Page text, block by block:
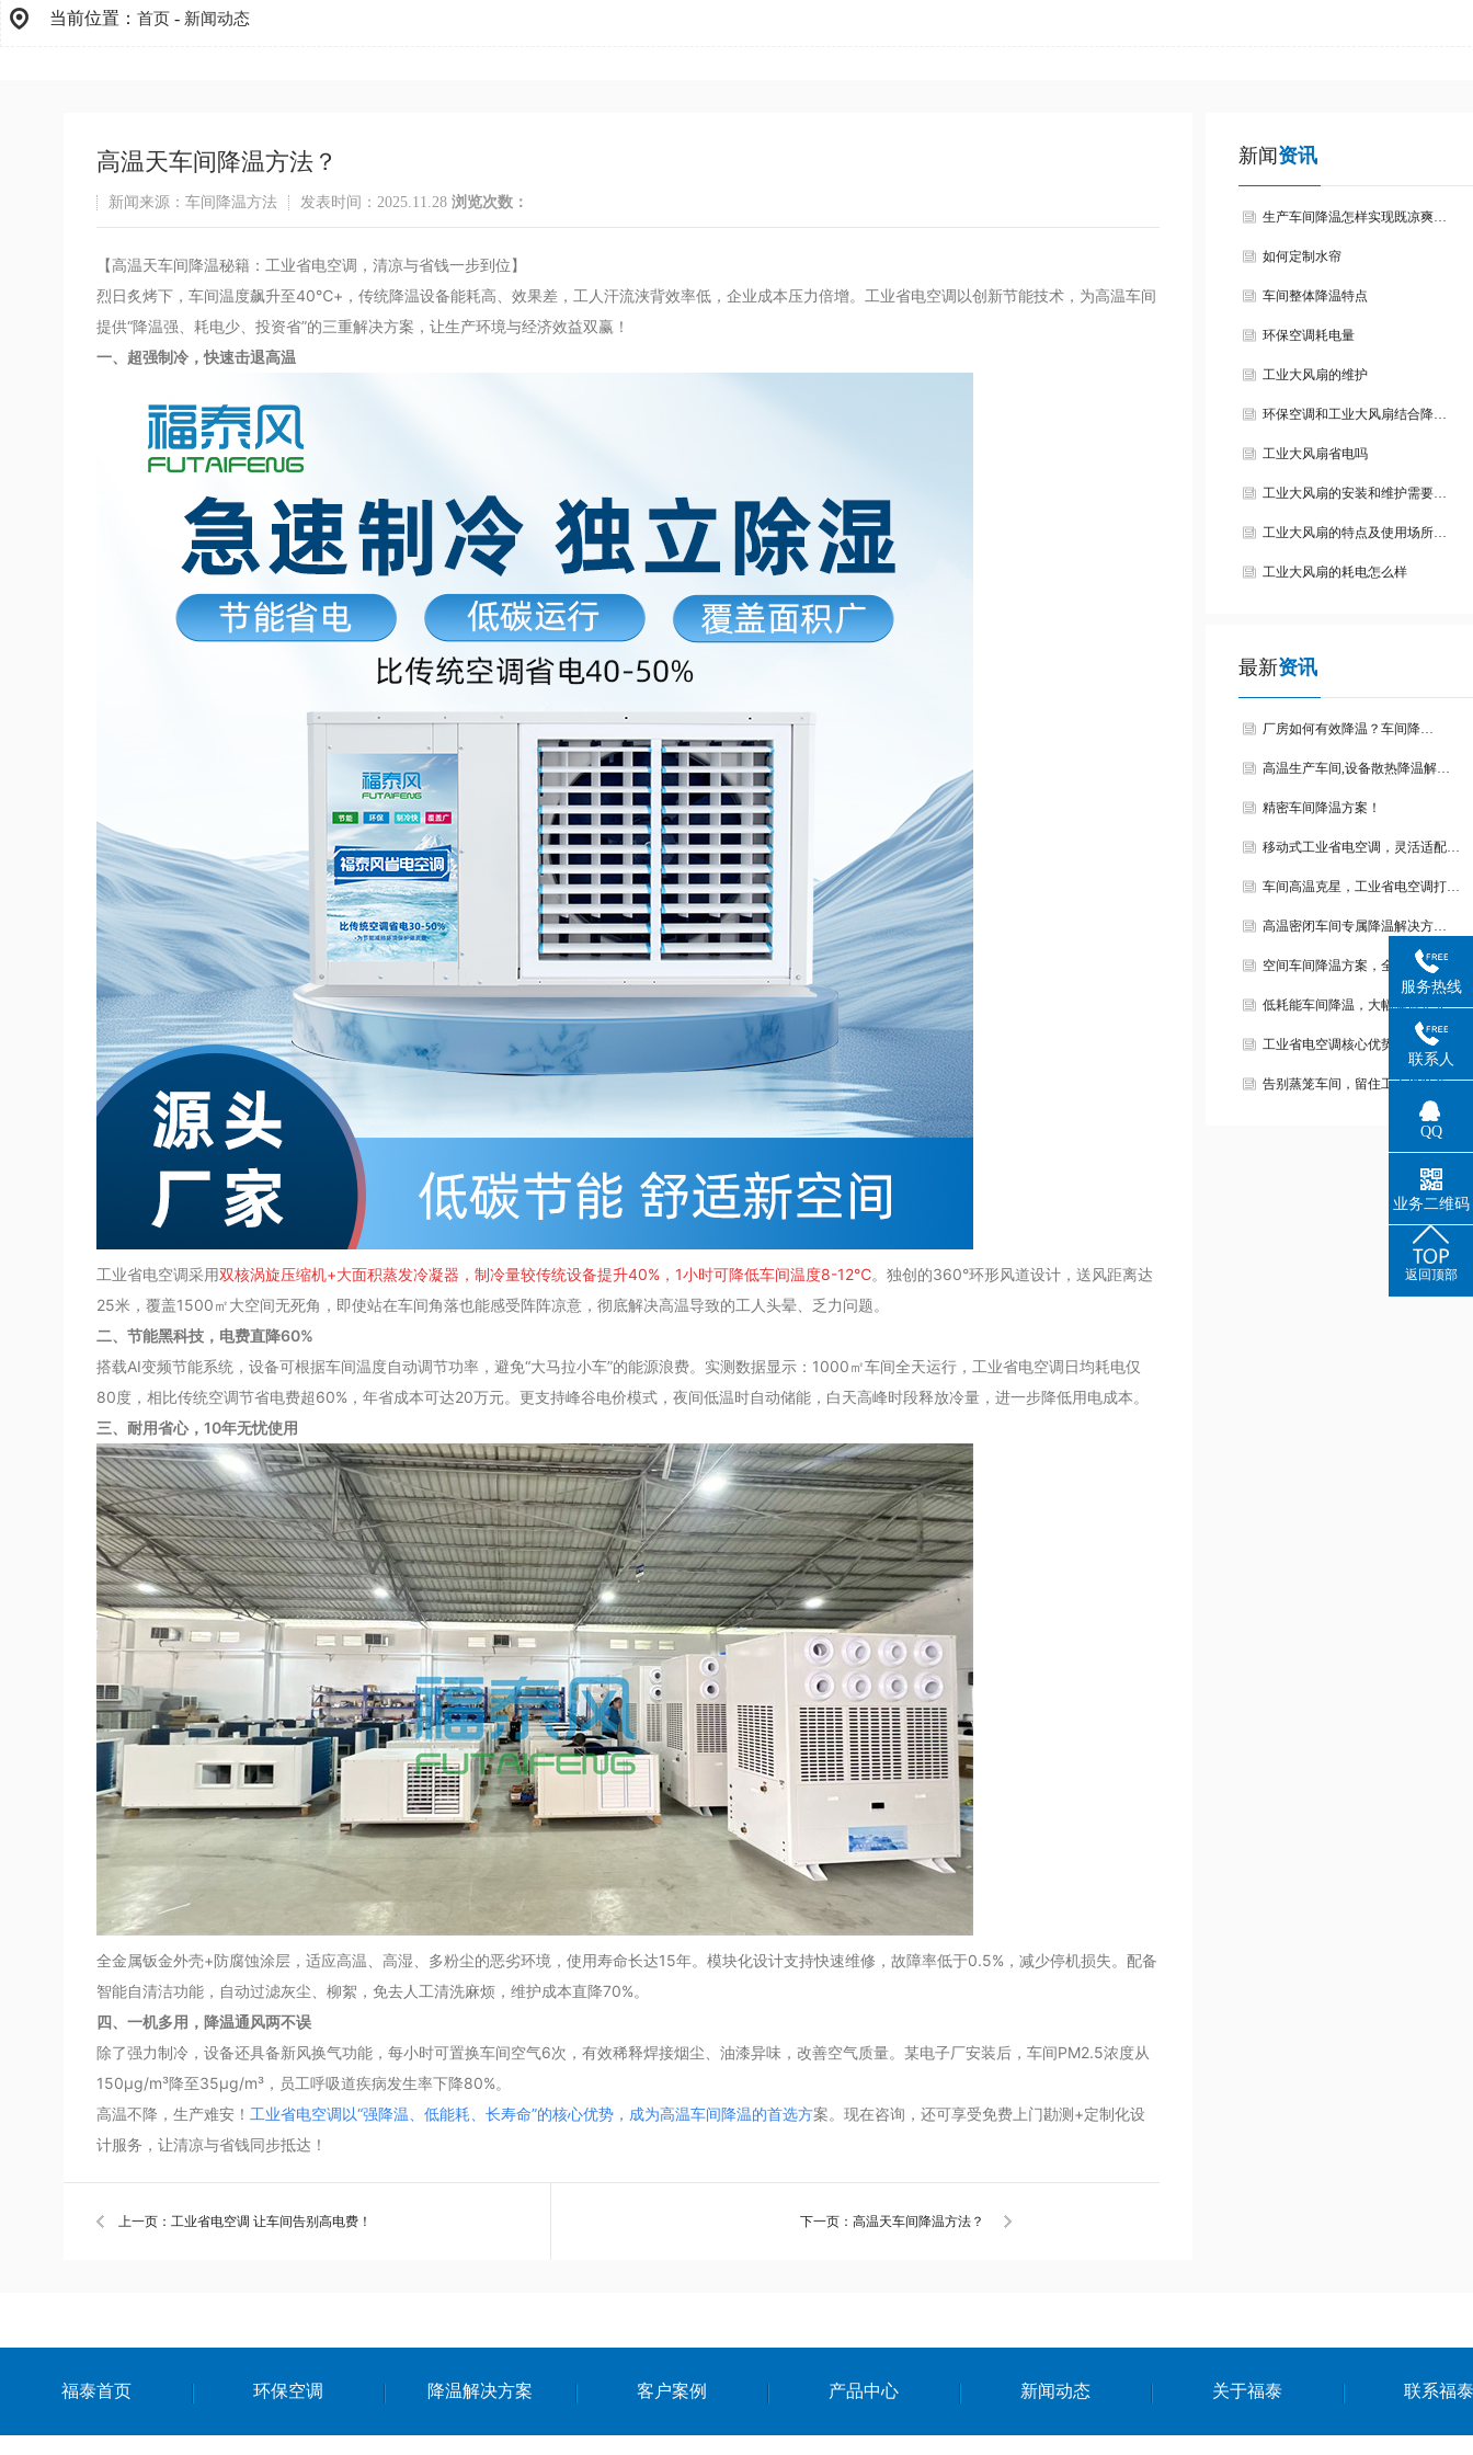
当前位置： 首页 - 新闻动态
高温天车间降温方法？
新闻来源：车间降温方法 发表时间：2025.11.28 浏览次数：
【高温天车间降温秘籍：工业省电空调，清凉与省钱一步到位】
烈日炙烤下，车间温度飙升至40℃+，传统降温设备能耗高、效果差，工人汗流浃背效率低，企业成本压力倍增。工业省电空调以创新节能技术，为高温车间
提供“降温强、耗电少、投资省”的三重解决方案，让生产环境与经济效益双赢！
一、超强制冷，快速击退高温
工业省电空调采用双核涡旋压缩机+大面积蒸发冷凝器，制冷量较传统设备提升40%，1小时可降低车间温度8-12℃。独创的360°环形风道设计，送风距离达
25米，覆盖1500㎡大空间无死角，即使站在车间角落也能感受阵阵凉意，彻底解决高温导致的工人头晕、乏力问题。
二、节能黑科技，电费直降60%
搭载AI变频节能系统，设备可根据车间温度自动调节功率，避免“大马拉小车”的能源浪费。实测数据显示：1000㎡车间全天运行，工业省电空调日均耗电仅
80度，相比传统空调节省电费超60%，年省成本可达20万元。更支持峰谷电价模式，夜间低温时自动储能，白天高峰时段释放冷量，进一步降低用电成本。
三、耐用省心，10年无忧使用
全金属钣金外壳+防腐蚀涂层，适应高温、高湿、多粉尘的恶劣环境，使用寿命长达15年。模块化设计支持快速维修，故障率低于0.5%，减少停机损失。配备
智能自清洁功能，自动过滤灰尘、柳絮，免去人工清洗麻烦，维护成本直降70%。
四、一机多用，降温通风两不误
除了强力制冷，设备还具备新风换气功能，每小时可置换车间空气6次，有效稀释焊接烟尘、油漆异味，改善空气质量。某电子厂安装后，车间PM2.5浓度从
150μg/m³降至35μg/m³，员工呼吸道疾病发生率下降80%。
高温不降，生产难安！ 工业省电空调以“强降温、低能耗、长寿命”的核心优势，成为高温车间降温的首选方案。现在咨询，还可享受免费上门勘测+定制化设
计服务，让清凉与省钱同步抵达！
上一页：工业省电空调 让车间告别高电费！ 下一页：高温天车间降温方法？
新闻 资讯
生产车间降温怎样实现既凉爽…
如何定制水帘
车间整体降温特点
环保空调耗电量
工业大风扇的维护
环保空调和工业大风扇结合降…
工业大风扇省电吗
工业大风扇的安装和维护需要…
工业大风扇的特点及使用场所…
工业大风扇的耗电怎么样
最新资讯
厂房如何有效降温？车间降…
高温生产车间,设备散热降温解…
精密车间降温方案！
移动式工业省电空调，灵活适配…
车间高温克星，工业省电空调打…
高温密闭车间专属降温解决方…
空间车间降温方案，全面覆盖无…
低耗能车间降温，大幅降低企业…
工业省电空调核心优势!
告别蒸笼车间，留住工人提升产…
福泰首页 环保空调 降温解决方案 客户案例 产品中心 新闻动态 关于福泰 联系福泰
服务热线
联系人
QQ
业务二维码
返回顶部